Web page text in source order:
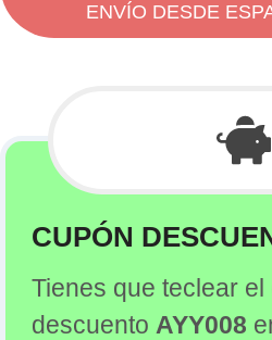
ENVÍO DESDE
CUPÓN
Tienes que teclear el
descuento AYY008